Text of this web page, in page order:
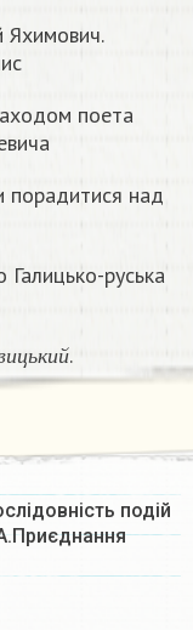
Яхимович.
поета
порадитися над
Галицько-руська
и цьк и й
й.
подій